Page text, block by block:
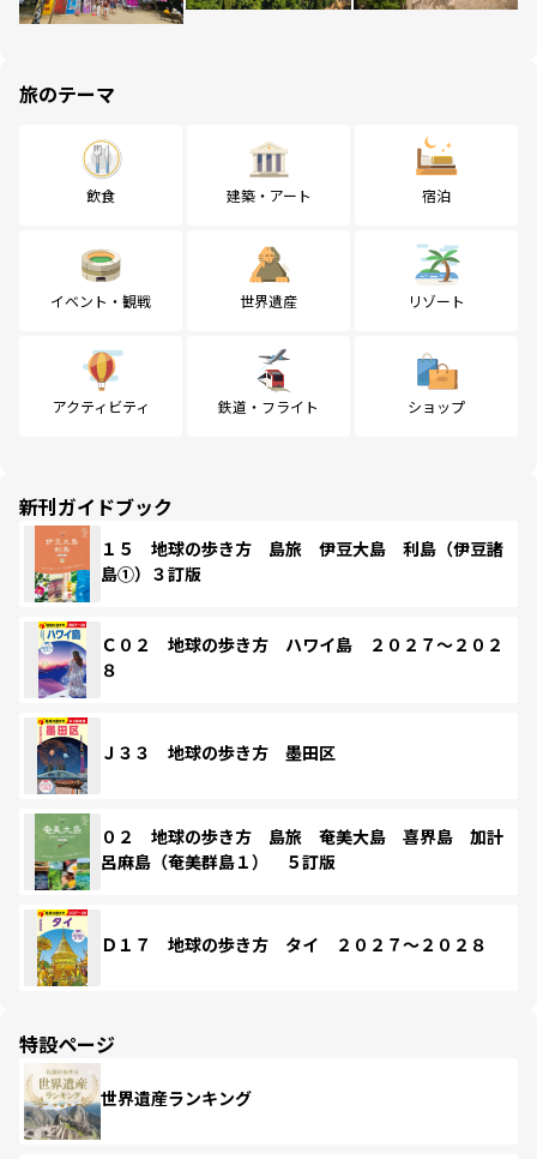
旅のテーマ
飲食 建築・アート 宿泊
イベント・観戦 世界遺産 リゾート
アクティビティ 鉄道・フライト ショップ
新刊ガイドブック
１５ 地球の歩き方 島旅 伊豆大島 利島（伊豆諸
島①）３訂版
Ｃ０２ 地球の歩き方 ハワイ島 ２０２７～２０２
８
Ｊ３３ 地球の歩き方 墨田区
０２ 地球の歩き方 島旅 奄美大島 喜界島 加計
呂麻島（奄美群島１） ５訂版
Ｄ１７ 地球の歩き方 タイ ２０２７～２０２８
特設ページ
世界遺産ランキング